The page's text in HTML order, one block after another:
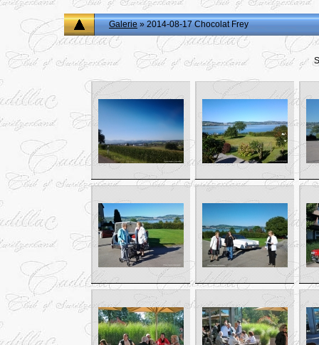
Galerie» 2014-08-17 Chocolat Frey